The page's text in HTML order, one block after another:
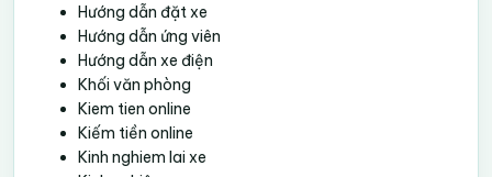
Hướng dẫn đặt xe
Hướng dẫn ứng viên
Hướng dẫn xe điện
Khối văn phòng
Kiem tien online
Kiếm tiền online
Kinh nghiem lai xe